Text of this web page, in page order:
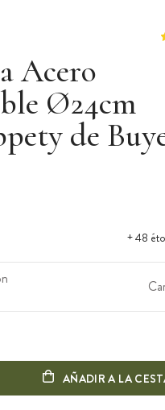
Acero
Ø24cm
de
+ 48
AÑADIR A LA